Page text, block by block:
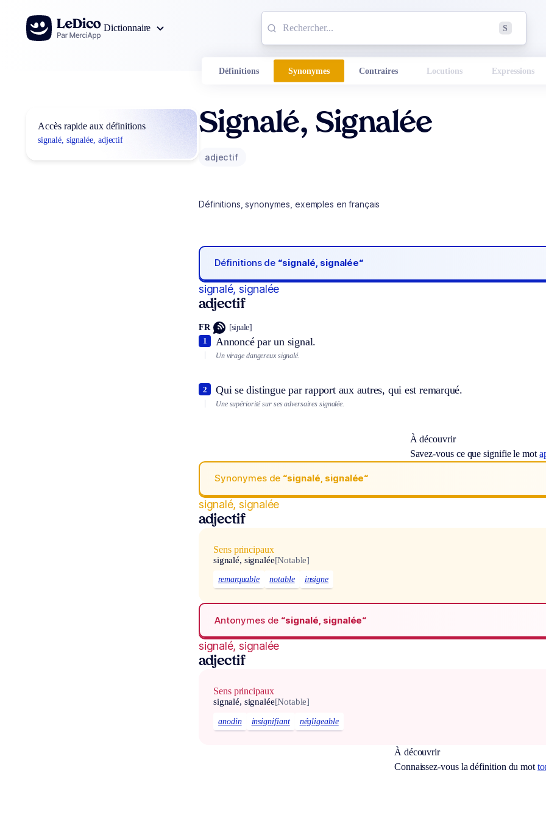
Aller au contenu
Dictionnaire
S
Définitions Synonymes Contraires Locutions Expressions
Accès rapide aux définitions
signalé, signalée, adjectif
Signalé, Signalée
adjectif
Définitions, synonymes, exemples en français
Définitions de “signalé, signalée“
signalé, signalée
adjectif
FR [siɲale]
Annoncé par un signal.
1
Un virage dangereux signalé.
Qui se distingue par rapport aux autres, qui est remarqué.
2
Une supériorité sur ses adversaires signalée.
À découvrir
Savez-vous ce que signifie le mot
Synonymes de “signalé, signalée“
signalé, signalée
adjectif
Sens principaux
signalé, signalée[Notable]
remarquable notable insigne
Antonymes de “signalé, signalée“
signalé, signalée
adjectif
Sens principaux
signalé, signalée[Notable]
anodin insignifiant négligeable
À découvrir
Connaissez-vous la définition du mot